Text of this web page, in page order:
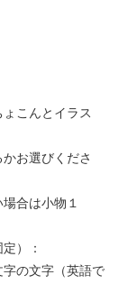
こんとイラス
お選びくださ
合は小物１
）：
字の文字（英語で